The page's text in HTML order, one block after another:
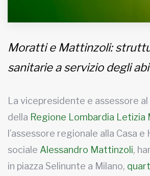
Moratti e Mattinzoli:
sanitarie a servizio degli
La vicepresidente e assessore
della Regione Lombardia Letizia
l’assessore regionale alla Casa e
sociale Alessandro Mattinzoli,
in piazza Selinunte a Milano,